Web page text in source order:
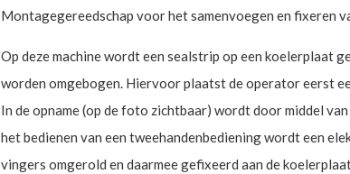
Montagegereedschap voor het samenvoegen en fixeren
Op deze machine wordt een sealstrip op een koelerplaat
worden omgebogen. Hiervoor plaatst de operator eerst
In de opname (op de foto zichtbaar) wordt door middel
het bedienen van een tweehandenbediening wordt een
vingers omgerold en daarmee gefixeerd aan de